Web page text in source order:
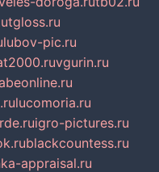
lubov-pic.ru
vgurin.ru
lucomoria.ru
igro-pictures.ru
blackcountess.ru
appraisal.ru